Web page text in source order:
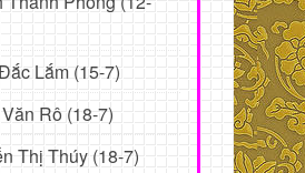
Lắm (15-7)
Rô (18-7)
Thị Thúy (18-7)